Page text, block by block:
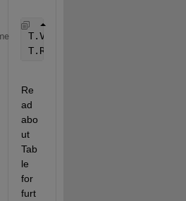
T.Vego
T.Rel_x
Re
ad
abo
ut
Tab
le
for
furt